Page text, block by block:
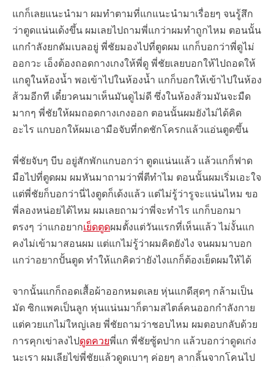
แกก็เลยแนะนำมา ผมทำตามที่แกแนะนำมาเรื่อยๆ จนรู้สึก
ว่าตูดแน่นเด้งขึ้น ผมเลยไปถามพี่แกว่าผมทำถูกไหม ตอนนั้น
แกกำลังยกดัมเบลอยู่ พี่ชัยมองไปที่ตูดผม แกก็บอกว่าพี่ดูไม่
ออกวะ เอ็งต้องถอดกางเกงให้พี่ดู พี่ชัยเลยบอกให้ไปถอดให้
แกดูในห้องน้ำ พอเข้าไปในห้องน้ำ แกก็บอกให้เข้าไปในห้อง
ส้วมอีกที เดี๋ยวคนมาเห็นมันดูไม่ดี ซึ่งในห้องส้วมมันจะมืด
มากๆ พี่ชัยให้ผมถอดกางเกงออก ตอนนั้นผมยังไม่ได้คิด
อะไร แกบอกให้ผมเอามือจับที่กดชักโครกแล้วแอ่นตูดขึ้น
พี่ชัยจับๆ บีบ อยู่สักพักแกบอกว่า ตูดแน่นแล้ว แล้วแกก็ฟาด
มือไปที่ตูดผม ผมหันมาถามว่าพี่ตีทำไม ตอนนั้นผมเริ่มเอะใจ
แต่พี่ชัยก็บอกว่านี่ไงตูดก็เด้งแล้ว แต่ไม่รู้ว่ารูจะแน่นไหม ขอ
พี่ลองหน่อยได้ไหม ผมเลยถามว่าพี่จะทำไร แกก็บอกมา
ตรงๆ ว่าแกอยากเย็ดตูดผมตั้งแต่วันแรกที่เห็นแล้ว ไม่งั้นแก
คงไม่เข้ามาสอนผม แต่แกไม่รู้ว่าผมคิดยังไง จนผมมาบอก
แกว่าอยากปั้นตูด ทำให้แกคิดว่ายังไงแกก็ต้องเย็ดผมให้ได้
จากนั้นแกก็ถอดเสื้อผ้าออกหมดเลย หุ่นแกดีสุดๆ กล้ามเป็น
มัด ซิกแพคเป็นลูก หุ่นแน่นมาก็ตามสไตล์คนออกกำลังกาย
แต่ควยแกไม่ใหญ่เลย พี่ชัยถามว่าชอบไหม ผมตอบกลับด้วย
การคุกเข่าลงไปดูดควยพี่แก พี่ชัยซู้ดปาก แล้วบอกว่าดูดเก่ง
นะเรา ผมเลียไข่พี่ชัยแล้วดูดเบาๆ ค่อยๆ ลากลิ้นจากโคนไป